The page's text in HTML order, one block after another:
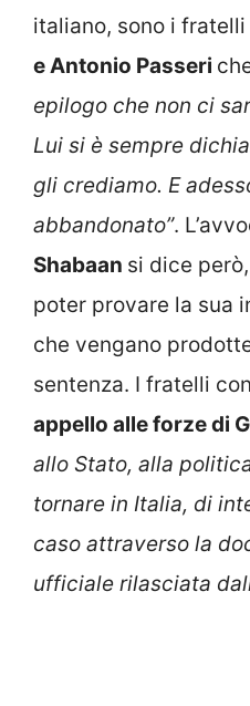
italiano, sono i
e Antonio Passeri
epilogo che non ci
Lui si è sempre
gli crediamo. E
abbandonato”.
Shabaan si dice
poter provare la sua
che vengano
sentenza. I fratelli
appello alle forze di
allo Stato, alla
tornare in Italia, di
caso attraverso la
ufficiale rilasciata